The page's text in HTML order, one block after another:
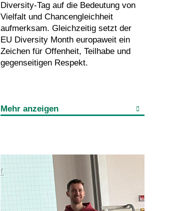
Diversity-Tag auf die Bedeutung von
Vielfalt und Chancengleichheit
aufmerksam. Gleichzeitig setzt der
EU Diversity Month europaweit ein
Zeichen für Offenheit, Teilhabe und
gegenseitigen Respekt.
Mehr anzeigen